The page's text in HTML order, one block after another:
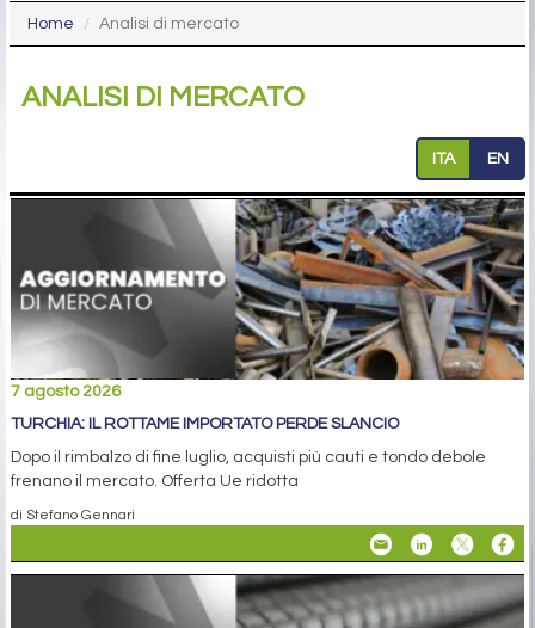
Home Analisi di mercato
ANALISI DI MERCATO
ITA EN
7 agosto 2026
TURCHIA: IL ROTTAME IMPORTATO PERDE SLANCIO
Dopo il rimbalzo di fine luglio, acquisti più cauti e tondo debole
frenano il mercato. Offerta Ue ridotta
di Stefano Gennari